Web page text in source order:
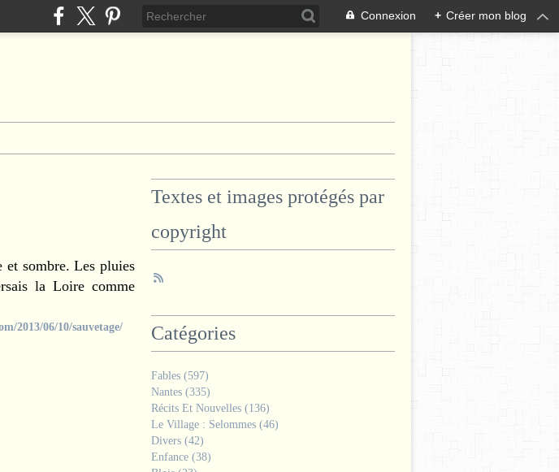
Connexion + Créer mon blog
sombre. Les pluies
la Loire comme
2013/06/10/sauvetage/
Textes et images protégés par
copyright
Catégories
Fables (597)
Nantes (335)
Récits Et Nouvelles (136)
Le Village : Selommes (46)
Divers (42)
Enfance (38)